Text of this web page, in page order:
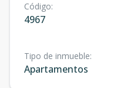
Código:
4967
Tipo de inmueble:
Apartamentos